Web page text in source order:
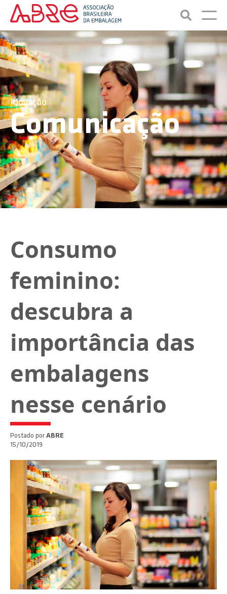
Inovação
Comunicação
Consumo
feminino:
descubra a
importância das
embalagens
nesse cenário
Postado por ABRE
15/10/2019